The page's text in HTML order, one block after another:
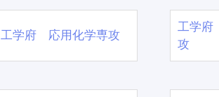
工学府 応用化学専攻
工学府
攻